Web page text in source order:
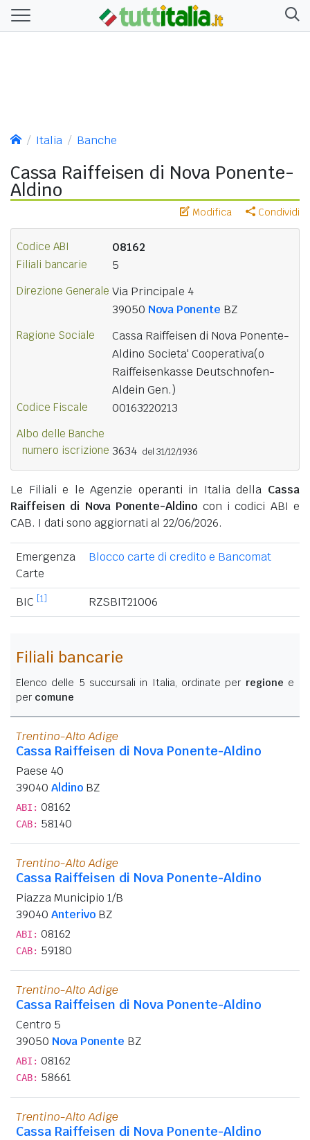
Italia Banche
Cassa Raiffeisen di Nova Ponente-
Aldino
Modifica Condividi
Codice ABI 08162
Filiali bancarie 5
Direzione Generale Via Principale 4
39050 Nova Ponente BZ
Ragione Sociale
Cassa Raiffeisen di Nova Ponente-
Aldino Societa' Cooperativa(o
Raiffeisenkasse Deutschnofen-
Aldein Gen.)
Codice Fiscale 00163220213
Albo delle Banche
numero iscrizione 3634 del 31/12/1936
Le Filiali e le Agenzie operanti in Italia della Cassa
Raiffeisen di Nova Ponente-Aldino con i codici ABI e
CAB. I dati sono aggiornati al 22/06/2026.
Emergenza
Carte
Blocco carte di credito e Bancomat
BIC [1] RZSBIT21006
Filiali bancarie
Elenco delle 5 succursali in Italia, ordinate per regione e
per comune
Trentino-Alto Adige
Cassa Raiffeisen di Nova Ponente-Aldino
Paese 40
39040 Aldino BZ
ABI: 08162
CAB: 58140
Trentino-Alto Adige
Cassa Raiffeisen di Nova Ponente-Aldino
Piazza Municipio 1/B
39040 Anterivo BZ
ABI: 08162
CAB: 59180
Trentino-Alto Adige
Cassa Raiffeisen di Nova Ponente-Aldino
Centro 5
39050 Nova Ponente BZ
ABI: 08162
CAB: 58661
Trentino-Alto Adige
Cassa Raiffeisen di Nova Ponente-Aldino